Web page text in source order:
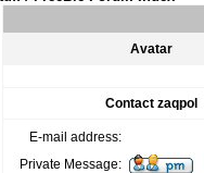
Avatar
Contact zaqpol
E-mail address:
Private Message: